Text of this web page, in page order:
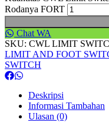
Rodanya FORT
Chat WA
SKU: CWL LIMIT
LIMIT AND FOOT
SWITCH
Deskripsi
Informasi Tambahan
Ulasan (0)